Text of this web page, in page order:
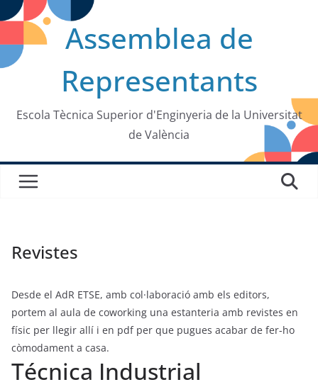
Saltar
contenido
Assemblea de
Representants
Escola Tècnica Superior d'Enginyeria de la Universitat
de València
Revistes
Desde el AdR ETSE, amb col·laboració amb els editors,
portem al aula de coworking una estanteria amb revistes en
físic per llegir allí i en pdf per que pugues acabar de fer-ho
còmodament a casa.
Técnica Industrial